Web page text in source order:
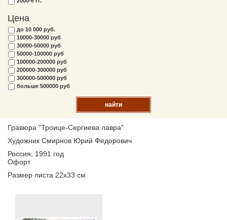
Цена
до 10 000 руб.
10000-30000 руб
30000-50000 руб
50000-100000 руб
100000-200000 руб
200000-300000 руб
300000-500000 руб
больше 500000 руб
найти
Гравюра "Троице-Сергиева лавра"
Художник Смирнов Юрий Федорович
Россия, 1991 год
Офорт
Размер листа 22х33 см